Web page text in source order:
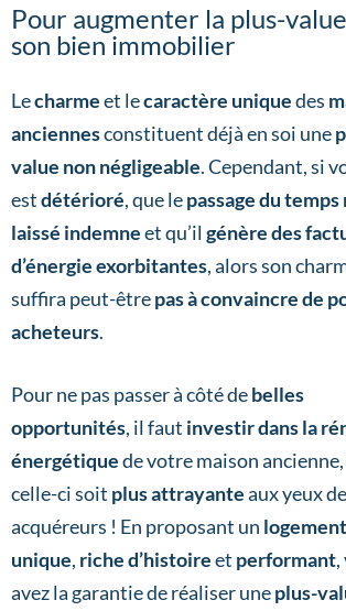
Pour augmenter la plus-
son bien immobilier
Lecharmeet lecaractère uniquedes
anciennesconstituent déjà en soi une
value non négligeable. Cependant, si
estdétérioré, que lepassage du temps
laissé indemneet qu’il génère des
d’énergie exorbitantes, alors son
suffira peut-êtrepas à convaincre de
acheteurs.
Pour ne pas passer à côté debelles
opportunités, il faut investir dans la
énergétiquede votre maison
celle-ci soit plus attrayanteaux yeux
acquéreurs ! En proposant un
unique, riche d’histoireet performant,
avez la garantie de réaliser uneplus-